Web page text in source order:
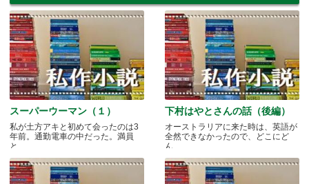
スーパーウーマン（１）
私が土方アキと初めて会ったのは3
年前。通勤電車の中だった。満員
と.....
下村はやとさんの話（後編）
オーストラリアに来た時は、英語が
全然できなかったので、どこにど
ん.....